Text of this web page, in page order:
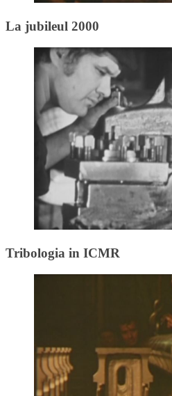
La jubileul 2000
Tribologia in ICMR